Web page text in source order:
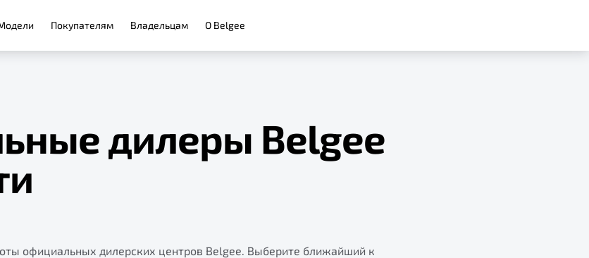
Покупателям Владельцам О Belgee
дилеры Belgee
официальных дилерских центров Belgee. Выберите ближайший к